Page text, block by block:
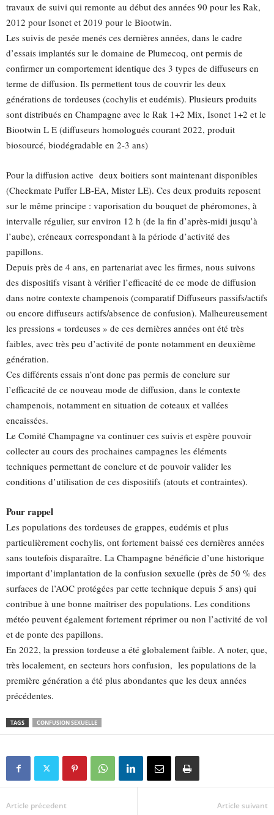
travaux de suivi qui remonte au début des années 90 pour les Rak,
2012 pour Isonet et 2019 pour le Biootwin.
Les suivis de pesée menés ces dernières années, dans le cadre
d’essais implantés sur le domaine de Plumecoq, ont permis de
confirmer un comportement identique des 3 types de diffuseurs en
terme de diffusion. Ils permettent tous de couvrir les deux
générations de tordeuses (cochylis et eudémis). Plusieurs produits
sont distribués en Champagne avec le Rak 1+2 Mix, Isonet 1+2 et le
Biootwin L E (diffuseurs homologués courant 2022, produit
biosourcé, biodégradable en 2-3 ans)
Pour la diffusion active deux boitiers sont maintenant disponibles
(Checkmate Puffer LB-EA, Mister LE). Ces deux produits reposent
sur le même principe : vaporisation du bouquet de phéromones, à
intervalle régulier, sur environ 12 h (de la fin d’après-midi jusqu’à
l’aube), créneaux correspondant à la période d’activité des
papillons.
Depuis près de 4 ans, en partenariat avec les firmes, nous suivons
des dispositifs visant à vérifier l’efficacité de ce mode de diffusion
dans notre contexte champenois (comparatif Diffuseurs passifs/actifs
ou encore diffuseurs actifs/absence de confusion). Malheureusement
les pressions « tordeuses » de ces dernières années ont été très
faibles, avec très peu d’activité de ponte notamment en deuxième
génération.
Ces différents essais n’ont donc pas permis de conclure sur
l’efficacité de ce nouveau mode de diffusion, dans le contexte
champenois, notamment en situation de coteaux et vallées
encaissées.
Le Comité Champagne va continuer ces suivis et espère pouvoir
collecter au cours des prochaines campagnes les éléments
techniques permettant de conclure et de pouvoir valider les
conditions d’utilisation de ces dispositifs (atouts et contraintes).
Pour rappel
Les populations des tordeuses de grappes, eudémis et plus
particulièrement cochylis, ont fortement baissé ces dernières années
sans toutefois disparaître. La Champagne bénéficie d’une historique
important d’implantation de la confusion sexuelle (près de 50 % des
surfaces de l’AOC protégées par cette technique depuis 5 ans) qui
contribue à une bonne maîtriser des populations. Les conditions
météo peuvent également fortement réprimer ou non l’activité de vol
et de ponte des papillons.
En 2022, la pression tordeuse a été globalement faible. A noter, que,
très localement, en secteurs hors confusion, les populations de la
première génération a été plus abondantes que les deux années
précédentes.
TAGS CONFUSION SEXUELLE
Article précedent Article suivant